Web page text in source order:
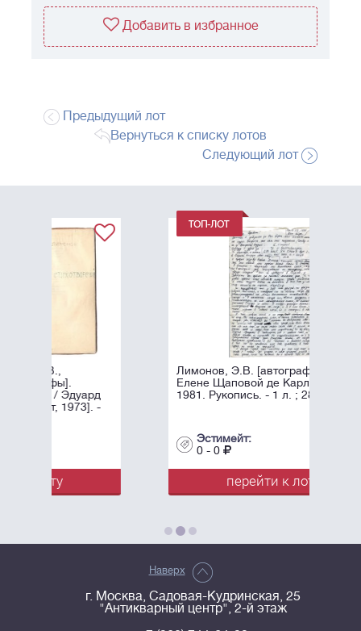
Добавить в избранное
Предыдущий лот
Вернуться к списку лотов
Следующий лот
Лимонов, Э.В. [автограф]. Письмо к
Елене Щаповой де Карли. 28 июля
1981. Рукопись. - 1 л. ; 28х19 см.
перейти к лоту
Наверх
г. Москва, Садовая-Кудринская, 25
"Антикварный центр", 2-й этаж